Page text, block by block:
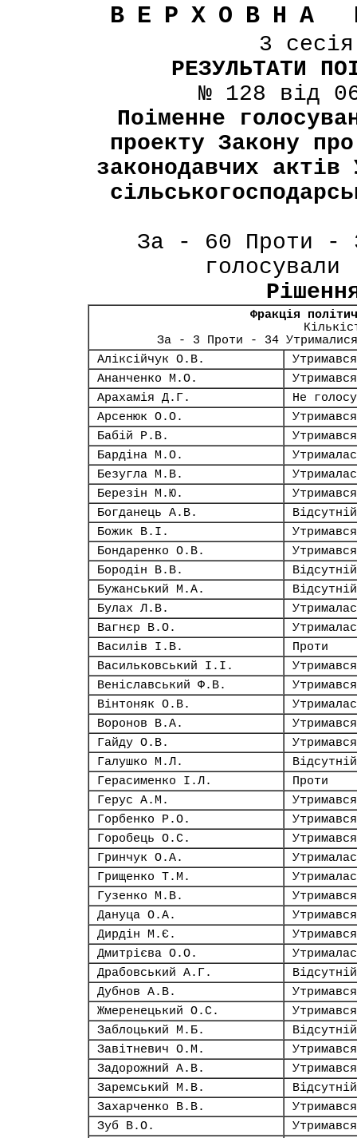
ВЕРХОВНА
3
РЕЗУЛЬТАТИ
№ 128 від
Поіменне
проекту Закону
законодавчих
За - 60 Проти -
Фракція
За - 3 Проти - 34
Аліксійчук О.В.
Утримався
Ананченко М.О.
Утримався
Арахамія Д.Г.
Не
Арсенюк О.О.
Утримався
Бабій Р.В.
Утримався
Бардіна М.О.
Безугла М.В.
Березін М.Ю.
Утримався
Богданець А.В.
Відсутній
Божик В.І.
Утримався
Бондаренко О.В.
Утримався
Бородін В.В.
Відсутній
Бужанський М.А.
Відсутній
Булах Л.В.
Вагнєр В.О.
Василів І.В.
Проти
Васильковський І.І.
Утримався
Веніславський Ф.В.
Утримався
Вінтоняк О.В.
Воронов В.А.
Утримався
Гайду О.В.
Утримався
Галушко М.Л.
Відсутній
Герасименко І.Л.
Проти
Герус А.М.
Утримався
Горбенко Р.О.
Утримався
Горобець О.С.
Утримався
Гринчук О.А.
Грищенко Т.М.
Гузенко М.В.
Утримався
Дануца О.А.
Утримався
Дирдін М.Є.
Утримався
Дмитрієва О.О.
Драбовський А.Г.
Відсутній
Дубнов А.В.
Утримався
Жмеренецький О.С.
Утримався
Заблоцький М.Б.
Відсутній
Завітневич О.М.
Утримався
Задорожний А.В.
Утримався
Заремський М.В.
Відсутній
Захарченко В.В.
Утримався
Зуб В.О.
Утримався